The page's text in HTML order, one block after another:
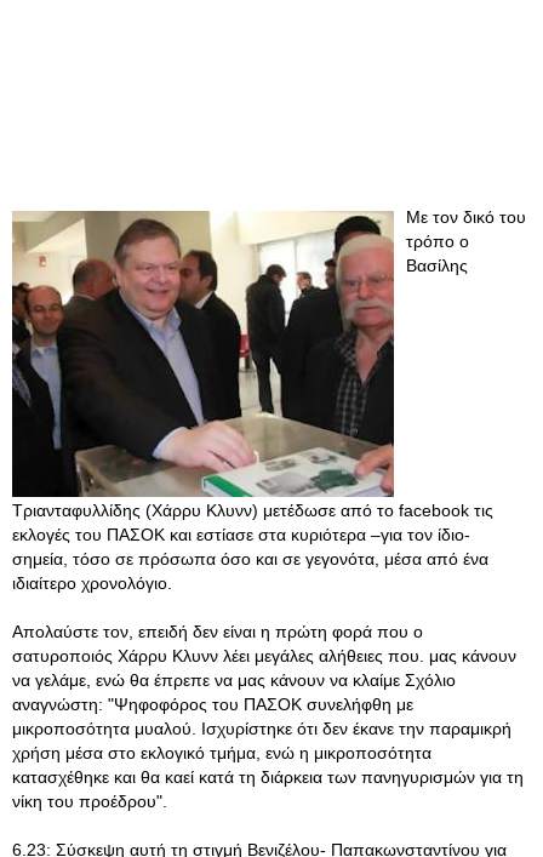
Με τον δικό του
τρόπο ο
Βασίλης
Τριανταφυλλίδης (Χάρρυ Κλυνν) μετέδωσε από το facebook τις
εκλογές του ΠΑΣΟΚ και εστίασε στα κυριότερα –για τον ίδιο-
σημεία, τόσο σε πρόσωπα όσο και σε γεγονότα, μέσα από ένα
ιδιαίτερο χρονολόγιο.
Απολαύστε τον, επειδή δεν είναι η πρώτη φορά που ο
σατυροποιός Χάρρυ Κλυνν λέει μεγάλες αλήθειες που. μας κάνουν
να γελάμε, ενώ θα έπρεπε να μας κάνουν να κλαίμε Σχόλιο
αναγνώστη: "Ψηφοφόρος του ΠΑΣΟΚ συνελήφθη με
μικροποσότητα μυαλού. Ισχυρίστηκε ότι δεν έκανε την παραμικρή
χρήση μέσα στο εκλογικό τμήμα, ενώ η μικροποσότητα
κατασχέθηκε και θα καεί κατά τη διάρκεια των πανηγυρισμών για τη
νίκη του προέδρου".
6.23: Σύσκεψη αυτή τη στιγμή Βενιζέλου- Παπακωνσταντίνου για